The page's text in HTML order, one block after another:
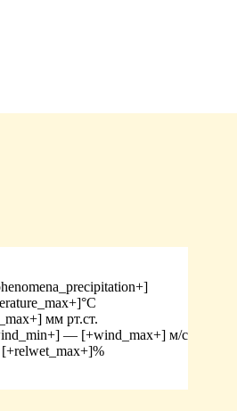
мм рт.ст.
— [+wind_max+] м/с